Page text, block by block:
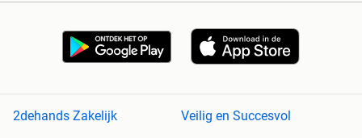
2dehands Zakelijk
Veilig en Succesvol